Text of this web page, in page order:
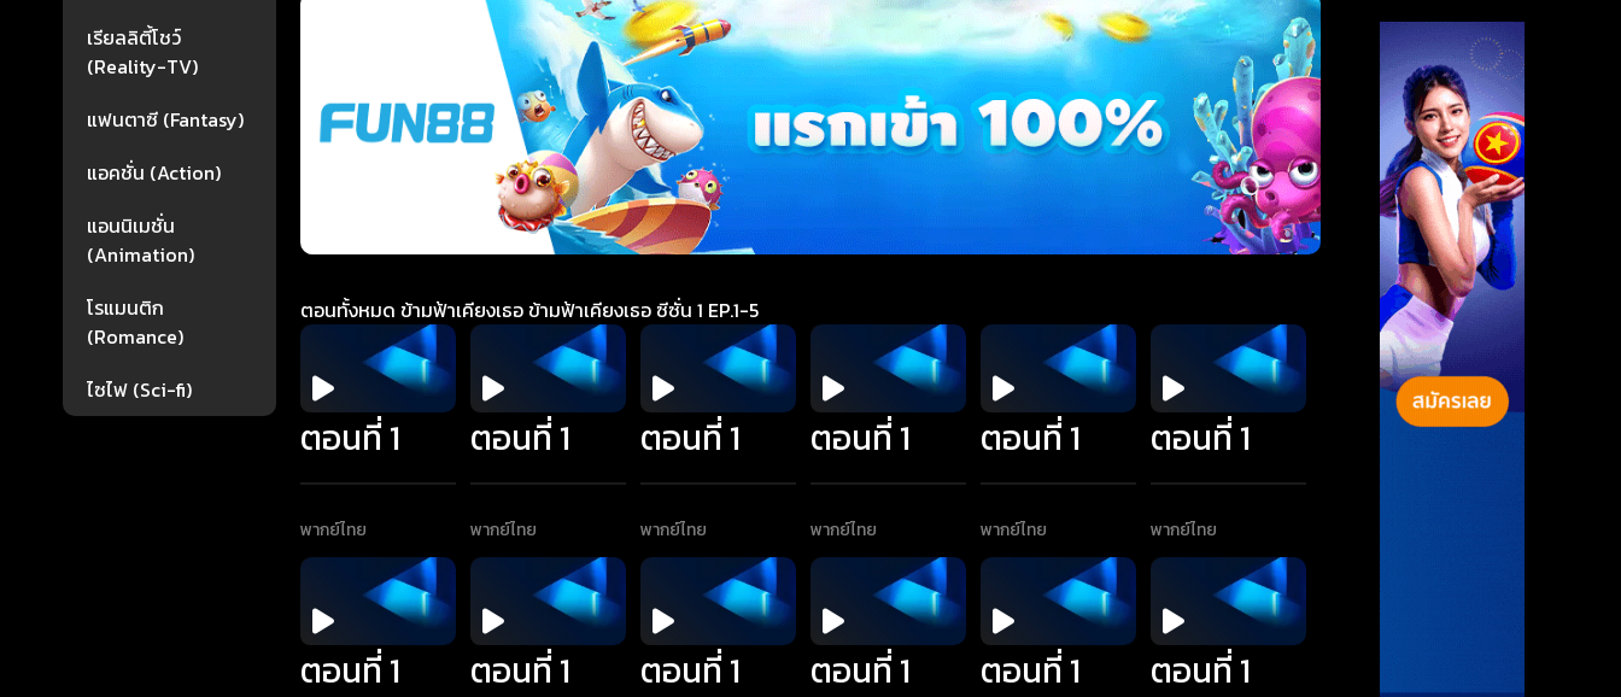
เรียลลิตี้โชว์
(Reality-TV)
แฟนตาซี (Fantasy)
แอคชั่น (Action)
แอนนิเมชั่น
(Animation)
โรแมนติก
(Romance)
ไซไฟ (Sci-fi)
ตอนทั้งหมด ข้ามฟ้าเคียงเธอ ข้ามฟ้าเคียงเธอ ซีซั่น 1 EP.1-5
ตอนที่ 1
พากย์ไทย
ตอนที่ 1
พากย์ไทย
ตอนที่ 1
พากย์ไทย
ตอนที่ 1
พากย์ไทย
ตอนที่ 1
พากย์ไทย
ตอนที่ 1
พากย์ไทย
ตอนที่ 1 ตอนที่ 1 ตอนที่ 1 ตอนที่ 1 ตอนที่ 1 ตอนที่ 1